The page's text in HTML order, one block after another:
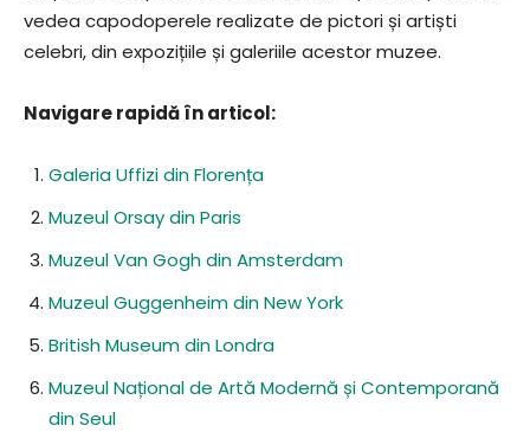
vedea capodoperele realizate de pictori și artiști
celebri, din expozițiile și galeriile acestor muzee.
Navigare rapidă în articol:
Galeria Uffizi din Florența
Muzeul Orsay din Paris
Muzeul Van Gogh din Amsterdam
Muzeul Guggenheim din New York
British Museum din Londra
Muzeul Național de Artă Modernă și Contemporană
din Seul